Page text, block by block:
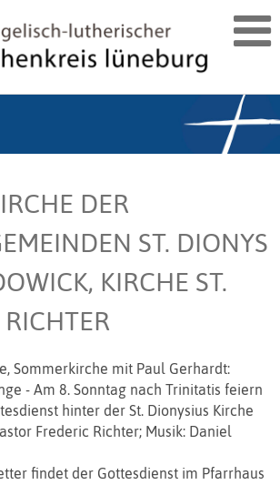
DER
ST. DIONYS
KIRCHE ST.
Sommerkirche mit Paul Gerhardt:
- Am 8. Sonntag nach Trinitatis feiern
hinter der St. Dionysius Kirche
Frederic Richter; Musik: Daniel
findet der Gottesdienst im Pfarrhaus